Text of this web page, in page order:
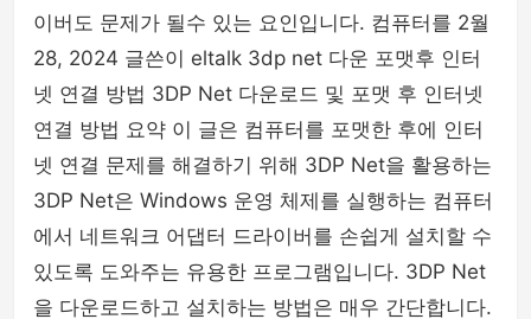
이버도 문제가 될수 있는 요인입니다. 컴퓨터를 2월
28, 2024 글쓴이 eltalk 3dp net 다운 포맷후 인터
넷 연결 방법 3DP Net 다운로드 및 포맷 후 인터넷
연결 방법 요약 이 글은 컴퓨터를 포맷한 후에 인터
넷 연결 문제를 해결하기 위해 3DP Net을 활용하는
3DP Net은 Windows 운영 체제를 실행하는 컴퓨터
에서 네트워크 어댑터 드라이버를 손쉽게 설치할 수
있도록 도와주는 유용한 프로그램입니다. 3DP Net
을 다운로드하고 설치하는 방법은 매우 간단합니다.